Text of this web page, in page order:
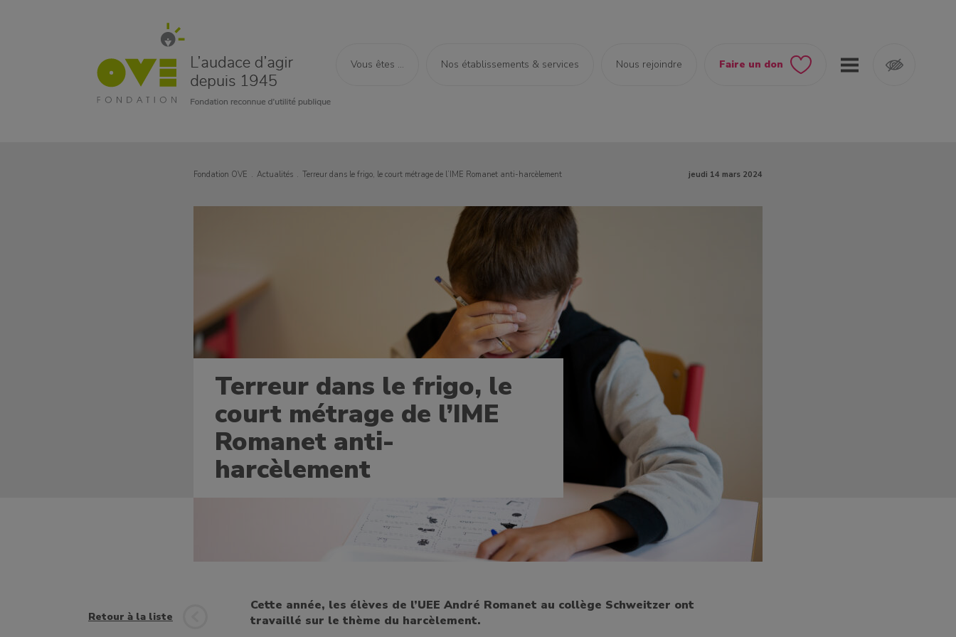
Vous êtes ... Nos établissements & services Nous rejoindre Faire un don
Fondation OVE Actualités Terreur dans le frigo, le court métrage de l’IME Romanet anti-harcèlement jeudi 14 mars 2024
Terreur dans le frigo, le
court métrage de l’IME
Romanet anti-
harcèlement
Retour à la liste
Cette année, les élèves de l’UEE André Romanet au collège Schweitzer ont
travaillé sur le thème du harcèlement.